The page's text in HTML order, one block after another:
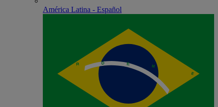
América Latina - Español